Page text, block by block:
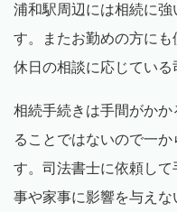
浦和駅周辺には相続に強
す。またお勤めの方に
休日の相談に応じている
相続手続きは手間がか
ることではないので一
す。司法書士に依頼し
事や家事に影響を与え